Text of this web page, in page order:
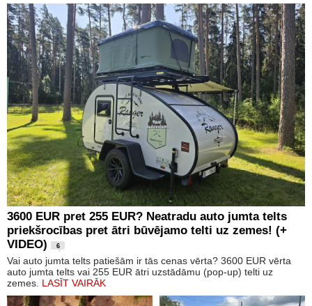
3600 EUR pret 255 EUR? Neatradu auto jumta telts
priekšrocības pret ātri būvējamo telti uz zemes! (+
VIDEO)
6
Vai auto jumta telts patiešām ir tās cenas vērta? 3600 EUR vērta
auto jumta telts vai 255 EUR ātri uzstādāmu (pop-up) telti uz
zemes. LASĪT VAIRĀK